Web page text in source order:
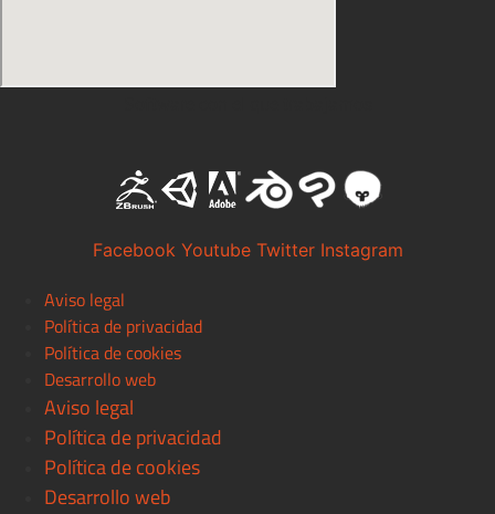
Facebook Youtube Twitter Instagram
Aviso legal
Política de privacidad
Política de cookies
Desarrollo web
Aviso legal
Política de privacidad
Política de cookies
Desarrollo web